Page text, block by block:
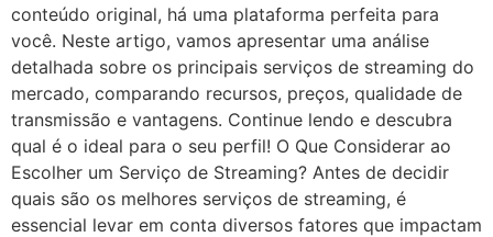
conteúdo original, há uma plataforma perfeita para
você. Neste artigo, vamos apresentar uma análise
detalhada sobre os principais serviços de streaming do
mercado, comparando recursos, preços, qualidade de
transmissão e vantagens. Continue lendo e descubra
qual é o ideal para o seu perfil! O Que Considerar ao
Escolher um Serviço de Streaming? Antes de decidir
quais são os melhores serviços de streaming, é
essencial levar em conta diversos fatores que impactam